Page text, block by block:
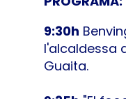
9:30h
l'alcaldessa
Guaita.